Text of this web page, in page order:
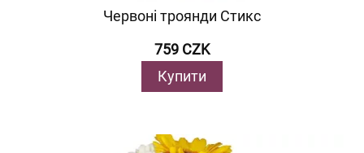
Червоні троянди Стикс
759 CZK
Купити